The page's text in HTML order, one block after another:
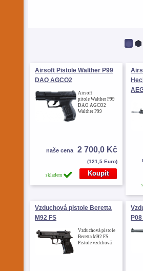
Airsoft Pistole Walther P99
DAO AGCO2
Airsoft
pitole Walther P99
DAO AGCO2
Walther P99
naše cena 2 700,0 Kč
(121,5 Euro)
skladem
Vzduchová pistole Beretta
M92 FS
Vzduchová pistole
Beretta M92 FS
Pistole vzdchová